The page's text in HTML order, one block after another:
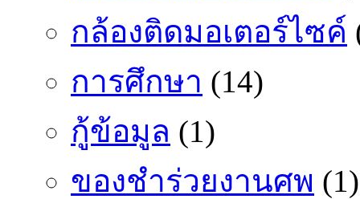
กล้องติดมอเตอร์ไซค์
การศึกษา (14)
กู้ข้อมูล (1)
ของชำร่วยงานศพ (1)